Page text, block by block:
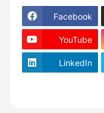
Facebook
YouTube
LinkedIn